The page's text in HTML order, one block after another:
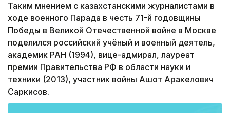
Таким мнением с казахстанскими журналистами в
ходе военного Парада в честь 71-й годовщины
Победы в Великой Отечественной войне в Москве
поделился российский учёный и военный деятель,
академик РАН (1994), вице-адмирал, лауреат
премии Правительства РФ в области науки и
техники (2013), участник войны Ашот Аракелович
Саркисов.